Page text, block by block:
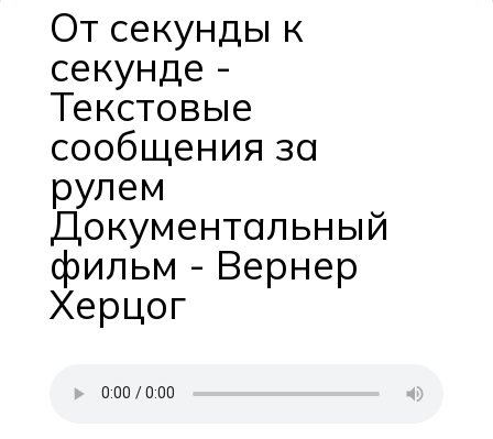
От секунды к
секунде -
Текстовые
сообщения за
рулем
Документальный
фильм - Вернер
Херцог